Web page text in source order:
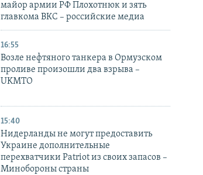
майор армии РФ Плохотнюк и зять
главкома ВКС – российские медиа
16:55
Возле нефтяного танкера в Ормузском
проливе произошли два взрыва –
UKMTO
15:40
Нидерланды не могут предоставить
Украине дополнительные
перехватчики Patriot из своих запасов –
Минобороны страны